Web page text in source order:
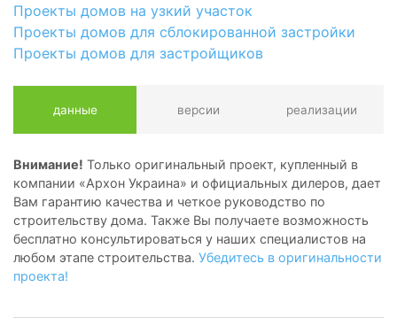
Проекты домов на узкий участок
Проекты домов для сблокированной застройки
Проекты домов для застройщиков
данные версии реализации
Внимание! Только оригинальный проект, купленный в
компании «Архон Украина» и официальных дилеров, дает
Вам гарантию качества и четкое руководство по
строительству дома. Также Вы получаете возможность
бесплатно консультироваться у наших специалистов на
любом этапе строительства. Убедитесь в оригинальности
проекта!